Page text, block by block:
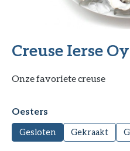
Creuse Ierse
Onze favoriete creuse
Selecteer
Oesters
Gesloten Gekraakt